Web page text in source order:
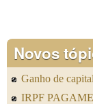
Novos
Ganho de
IRPF